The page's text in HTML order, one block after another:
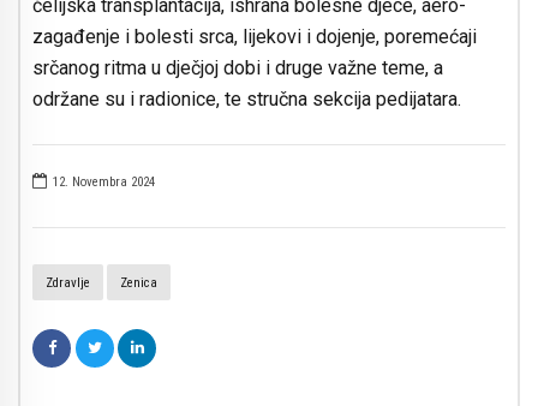
12. Novembra 2024
Zdravlje Zenica
ćelijska transplantacija, ishrana bolesne djece, aero-
zagađenje i bolesti srca, lijekovi i dojenje, poremećaji
srčanog ritma u dječjoj dobi i druge važne teme, a
održane su i radionice, te stručna sekcija pedijatara.